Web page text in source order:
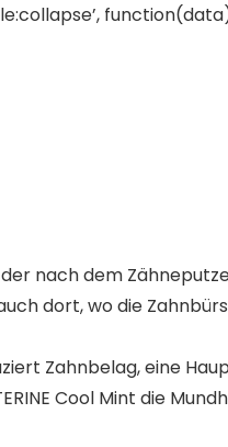
nach dem
dort, wo die
Zahnbelag, eine
Cool Mint die